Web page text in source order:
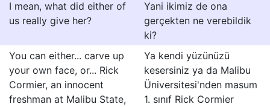
I mean, what did either of
us really give her?
Yani ikimiz de ona
gerçekten ne verebildik
ki?
You can either... carve up
your own face, or... Rick
Cormier, an innocent
freshman at Malibu State,
Ya kendi yüzünüzü
kesersiniz ya da Malibu
Üniversitesi'nden masum
1. sınıf Rick Cormier